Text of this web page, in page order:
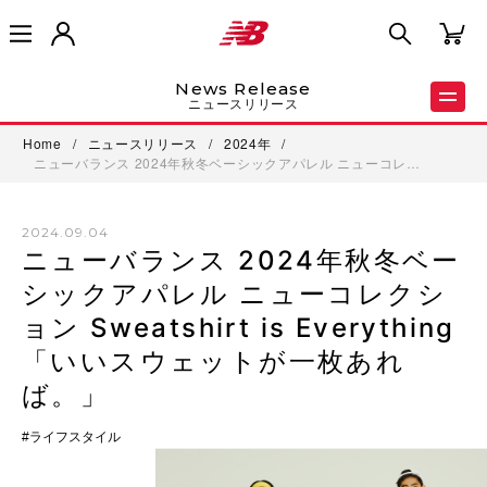
News Release
ニュースリリース
Home / ニュースリリース / 2024年
/
ニューバランス 2024年秋冬ベーシックアパレル ニューコレ…
2024.09.04
ニューバランス 2024年秋冬ベー
シックアパレル ニューコレクシ
ョン Sweatshirt is Everything
「いいスウェットが一枚あれ
ば。」
ライフスタイル